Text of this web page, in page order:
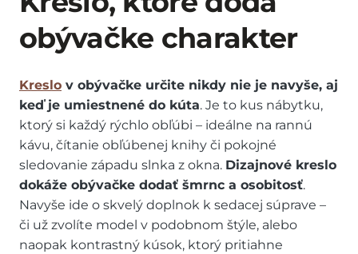
obývačke charakter
Kreslo v obývačke určite nikdy nie je navyše, aj
keď je umiestnené do kúta. Je to kus nábytku,
ktorý si každý rýchlo obľúbi – ideálne na rannú
kávu, čítanie obľúbenej knihy či pokojné
sledovanie západu slnka z okna. Dizajnové kreslo
dokáže obývačke dodať šmrnc a osobitosť.
Navyše ide o skvelý doplnok k sedacej súprave –
či už zvolíte model v podobnom štýle, alebo
naopak kontrastný kúsok, ktorý pritiahne